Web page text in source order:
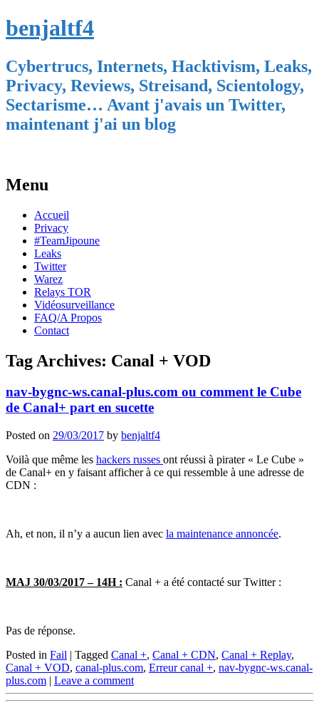
benjaltf4
Cybertrucs, Internets, Hacktivism, Leaks,
Privacy, Reviews, Streisand, Scientology,
Sectarisme… Avant j'avais un Twitter,
maintenant j'ai un blog
Menu
Skip
content
Accueil
Privacy
#TeamJipoune
Leaks
Twitter
Warez
Relays TOR
Vidéosurveillance
FAQ/A Propos
Contact
Tag Archives: Canal + VOD
nav-bygnc-ws.canal-plus.com ou comment le Cube
de Canal+ part en sucette
Posted on 29/03/2017 by benjaltf4
Voilà que même les hackers russes ont réussi à pirater « Le Cube »
de Canal+ en y faisant afficher à ce qui ressemble à une adresse de
CDN :
Ah, et non, il n’y a aucun lien avec la maintenance annoncée.
MAJ 30/03/2017 – 14H : Canal + a été contacté sur Twitter :
Pas de réponse.
Posted in Fail | Tagged Canal +, Canal + CDN, Canal + Replay,
Canal + VOD, canal-plus.com, Erreur canal +, nav-bygnc-ws.canal-
plus.com | Leave a comment